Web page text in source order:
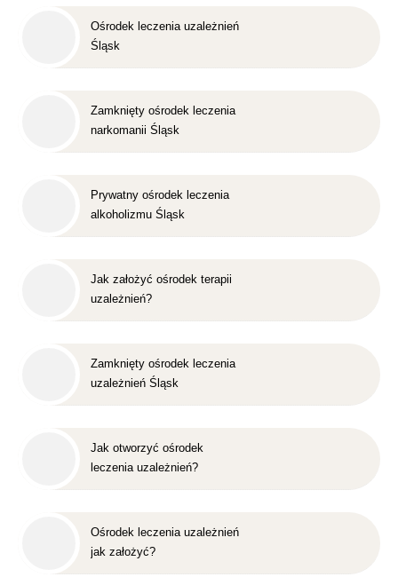
Ośrodek leczenia uzależnień
Śląsk
Zamknięty ośrodek leczenia
narkomanii Śląsk
Prywatny ośrodek leczenia
alkoholizmu Śląsk
Jak założyć ośrodek terapii
uzależnień?
Zamknięty ośrodek leczenia
uzależnień Śląsk
Jak otworzyć ośrodek
leczenia uzależnień?
Ośrodek leczenia uzależnień
jak założyć?